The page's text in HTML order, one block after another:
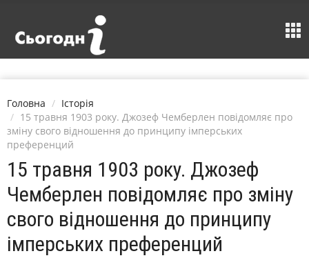
Головна
Історія
15 травня 1903 року. Джозеф Чемберлен повідомляє про
зміну свого відношення до принципу імперських
преференций
15 травня 1903 року. Джозеф
Чемберлен повідомляє про зміну
свого відношення до принципу
імперських преференций